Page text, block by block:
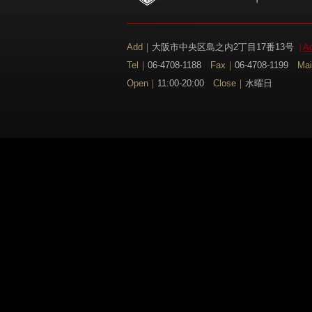
Add｜ 大阪市中央区島之内2丁目17番13号 ［
Tel｜ 06-4708-1188 Fax｜ 06-4708-1199
Open｜ 11:00-20:00 Close｜ 水曜日